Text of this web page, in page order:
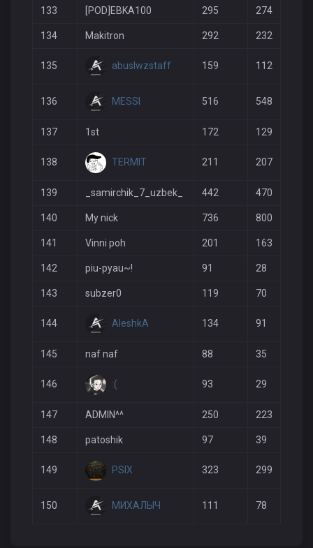
133 [POD]EBKA100 295 274
134 Makitron 292 232
135 abuslwzstaff 159 112
136 MESSI 516 548
137 1st 172 129
138 TERMIT 211 207
139 _samirchik_7_uzbek_ 442 470
140 My nick 736 800
141 Vinni poh 201 163
142 piu-pyau~! 91 28
143 subzer0 119 70
144 AleshkA 134 91
145 naf naf 88 35
146 :( 93 29
147 ADMIN^^ 250 223
148 patoshik 97 39
149 PSIX 323 299
150 МИХАЛЫЧ 111 78